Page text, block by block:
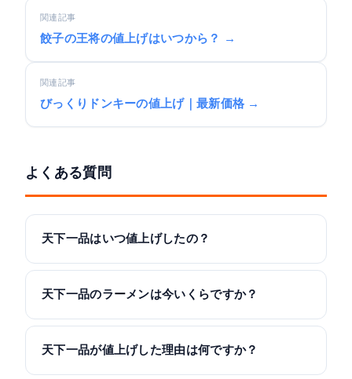
関連記事
餃子の王将の値上げはいつから？ →
関連記事
びっくりドンキーの値上げ｜最新価格 →
よくある質問
天下一品はいつ値上げしたの？
天下一品のラーメンは今いくらですか？
天下一品が値上げした理由は何ですか？